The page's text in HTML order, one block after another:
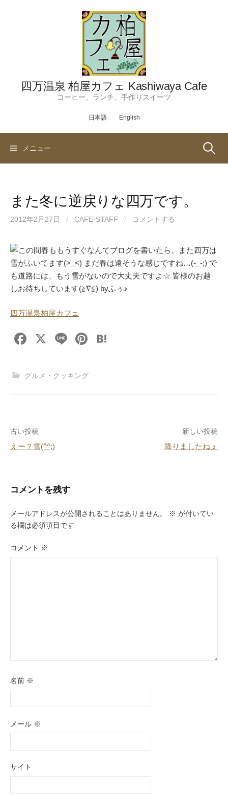
四万温泉 柏屋カフェ Kashiwaya Cafe
コーヒー、ランチ、手作りスイーツ
日本語 English
メニュー 検
また冬に逆戻りな四万です。
2012年2月27日 / CAFE-STAFF / コメントする
この間春ももうすぐなんてブログを書いたら、また四万は
雪がふいてます(>_<) まだ春は遠そうな感じですね…(-_-;) で
も道路には、もう雪がないので大丈夫ですよ☆ 皆様のお越
しお待ちしています(≧∇≦) byふぅ♪
四万温泉柏屋カフェ
F
c
o
k
X
Li
e
Pi
グルメ・クッキング
投
稿
ビ
ゲ
ー
シ
古い投稿
えー？雪(^^;)
新しい投稿
降りましたねぇ
コメントを残す
メールアドレスが公開されることはありません。 ※ が付いてい
る欄は必須項目です
コメント ※
名前 ※
メール ※
サイト